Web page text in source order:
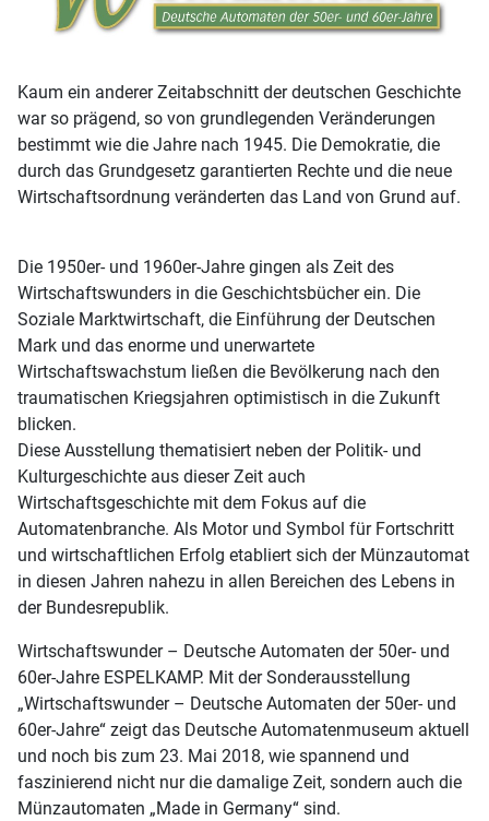
Kaum ein anderer Zeitabschnitt der deutschen Geschichte
war so prägend, so von grundlegenden Veränderungen
bestimmt wie die Jahre nach 1945. Die Demokratie, die
durch das Grundgesetz garantierten Rechte und die neue
Wirtschaftsordnung veränderten das Land von Grund auf.
Die 1950er- und 1960er-Jahre gingen als Zeit des
Wirtschaftswunders in die Geschichtsbücher ein. Die
Soziale Marktwirtschaft, die Einführung der Deutschen
Mark und das enorme und unerwartete
Wirtschaftswachstum ließen die Bevölkerung nach den
traumatischen Kriegsjahren optimistisch in die Zukunft
blicken.
Diese Ausstellung thematisiert neben der Politik- und
Kulturgeschichte aus dieser Zeit auch
Wirtschaftsgeschichte mit dem Fokus auf die
Automatenbranche. Als Motor und Symbol für Fortschritt
und wirtschaftlichen Erfolg etabliert sich der Münzautomat
in diesen Jahren nahezu in allen Bereichen des Lebens in
der Bundesrepublik.
Wirtschaftswunder – Deutsche Automaten der 50er- und
60er-Jahre ESPELKAMP. Mit der Sonderausstellung
„Wirtschaftswunder – Deutsche Automaten der 50er- und
60er-Jahre“ zeigt das Deutsche Automatenmuseum aktuell
und noch bis zum 23. Mai 2018, wie spannend und
faszinierend nicht nur die damalige Zeit, sondern auch die
Münzautomaten „Made in Germany“ sind.